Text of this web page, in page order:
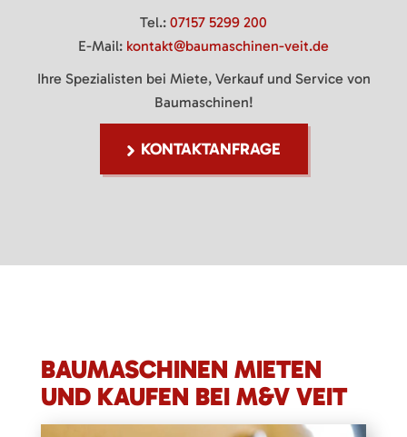
Tel.: 07157 5299 200
E-Mail: kontakt@baumaschinen-veit.de
Ihre Spezialisten bei Miete, Verkauf und Service von
Baumaschinen!
KONTAKTANFRAGE
BAUMASCHINEN MIETEN
UND KAUFEN BEI M&V VEIT